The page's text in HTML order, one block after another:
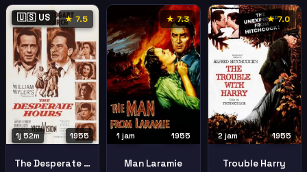
🇺🇸 US ★ 7.5
1955
1j 52m
The Desperate Hours
★ 7.3
1955
1 jam
Man Laramie
★ 7.0
1955
2 jam
Trouble Harry